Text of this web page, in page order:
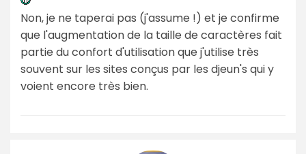
Non, je ne taperai pas (j'assume !) et je confirme
que l'augmentation de la taille de caractères fait
partie du confort d'utilisation que j'utilise très
souvent sur les sites conçus par les djeun's qui y
voient encore très bien.